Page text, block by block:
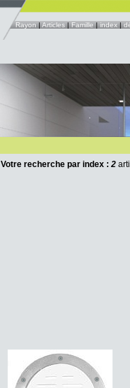
Rayon|Articles|Famille|index|
Votre recherche par index : 2